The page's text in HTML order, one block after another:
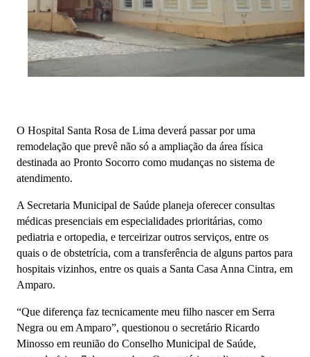
O Hospital Santa Rosa de Lima deverá passar por uma
remodelação que prevê não só a ampliação da área física
destinada ao Pronto Socorro como mudanças no sistema de
atendimento.
A Secretaria Municipal de Saúde planeja oferecer consultas
médicas presenciais em especialidades prioritárias, como
pediatria e ortopedia, e terceirizar outros serviços, entre os
quais o de obstetrícia, com a transferência de alguns partos para
hospitais vizinhos, entre os quais a Santa Casa Anna Cintra, em
Amparo.
“Que diferença faz tecnicamente meu filho nascer em Serra
Negra ou em Amparo”, questionou o secretário Ricardo
Minosso em reunião do Conselho Municipal de Saúde,